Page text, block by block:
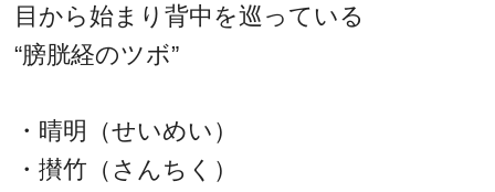
目から始まり背中を巡っている
“膀胱経のツボ”
・晴明（せいめい）
・攅竹（さんちく）